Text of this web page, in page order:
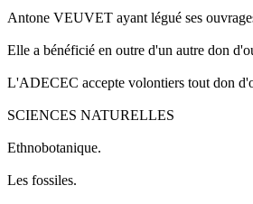
Antone VEUVET ayant légué ses
Elle a bénéficié en outre d'un autre don
L'ADECEC accepte volontiers tout don
SCIENCES NATURELLES
Ethnobotanique.
Les fossiles.